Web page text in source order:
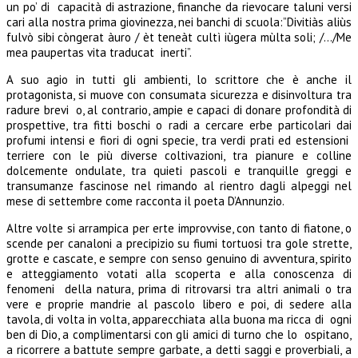
un po’ di capacità di astrazione, finanche da rievocare taluni versi
cari alla nostra prima giovinezza, nei banchi di scuola:”Divitiàs aliùs
fulvò sibi còngerat àuro / èt teneàt cultì iùgera mùlta soli; /…/Me
mea paupertas vita traducat inerti”.
A suo agio in tutti gli ambienti, lo scrittore che è anche il
protagonista, si muove con consumata sicurezza e disinvoltura tra
radure brevi o, al contrario, ampie e capaci di donare profondità di
prospettive, tra fitti boschi o radi a cercare erbe particolari dai
profumi intensi e fiori di ogni specie, tra verdi prati ed estensioni
terriere con le più diverse coltivazioni, tra pianure e colline
dolcemente ondulate, tra quieti pascoli e tranquille greggi e
transumanze fascinose nel rimando al rientro dagli alpeggi nel
mese di settembre come racconta il poeta D’Annunzio.
Altre volte si arrampica per erte improvvise, con tanto di fiatone, o
scende per canaloni a precipizio su fiumi tortuosi tra gole strette,
grotte e cascate, e sempre con senso genuino di avventura, spirito
e atteggiamento votati alla scoperta e alla conoscenza di
fenomeni della natura, prima di ritrovarsi tra altri animali o tra
vere e proprie mandrie al pascolo libero e poi, di sedere alla
tavola, di volta in volta, apparecchiata alla buona ma ricca di ogni
ben di Dio, a complimentarsi con gli amici di turno che lo ospitano,
a ricorrere a battute sempre garbate, a detti saggi e proverbiali, a